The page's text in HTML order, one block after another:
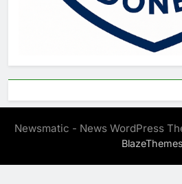
Newsmatic - News WordPress
BlazeThemes